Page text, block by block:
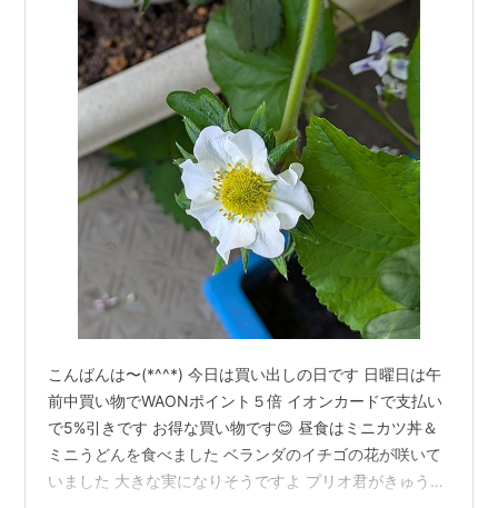
こんばんは〜(*^^*) 今日は買い出しの日です 日曜日は午
前中買い物でWAONポイント５倍 イオンカードで支払い
で5%引きです お得な買い物です😊 昼食はミニカツ丼＆
ミニうどんを食べました ベランダのイチゴの花が咲いて
いました 大きな実になりそうですよ プリオ君がきゅうり